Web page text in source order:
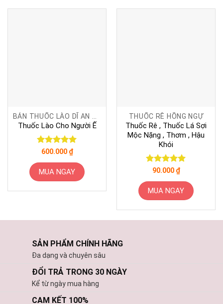
Thuốc Lào Cho Người Ế
Được xếp
600.000 ₫
MUA NGAY
THUỐC RÊ HỒNG NGỰ
Thuốc Rê , Thuốc Lá Sợi
Mộc Nặng , Thơm , Hậu
Khói
Được xếp
90.000 ₫
MUA NGAY
SẢN PHẨM CHÍNH HÃNG
Đa dạng và chuyên sâu
ĐỔI TRẢ TRONG 30 NGÀY
Kể từ ngày mua hàng
CAM KẾT 100%